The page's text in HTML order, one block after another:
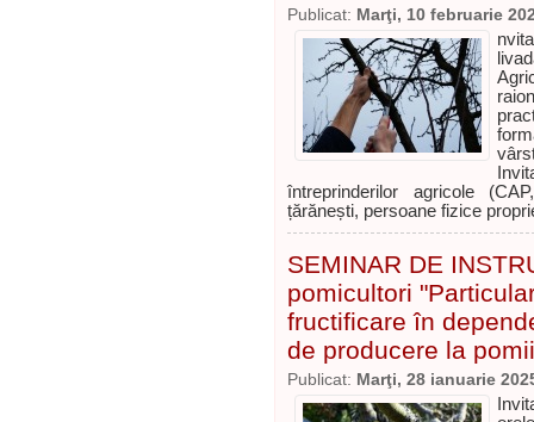
Publicat: Marţi, 10 februarie
întreprinderilor agricole
țărănești, persoane fizice
SEMINAR DE
pomicultori
fructificare în
de producere la
Publicat: Marţi, 28 ianuarie